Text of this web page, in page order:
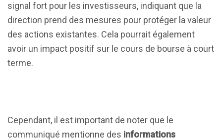
signal fort pour les investisseurs, indiquant que la
direction prend des mesures pour protéger la valeur
des actions existantes. Cela pourrait également
avoir un impact positif sur le cours de bourse à court
terme.
Cependant, il est important de noter que le
communiqué mentionne des informations